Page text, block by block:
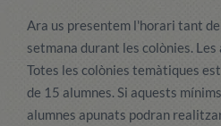
Ara us presentem l'horari tant
setmana durant les colònies.
Totes les colònies temàtiques
de 15 alumnes. Si aquests
alumnes apunats podran